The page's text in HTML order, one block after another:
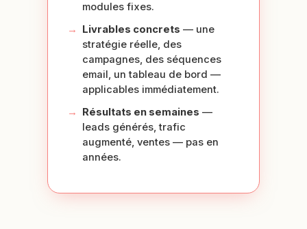
modules fixes.
Livrables concrets — une
stratégie réelle, des
campagnes, des séquences
email, un tableau de bord —
applicables immédiatement.
Résultats en semaines —
leads générés, trafic
augmenté, ventes — pas en
années.